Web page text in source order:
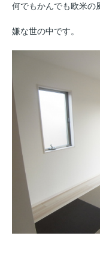
何でもかんでも欧米の
嫌な世の中です。